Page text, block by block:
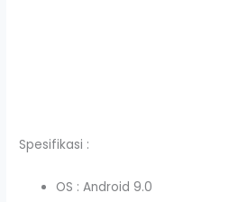
Spesifikasi :
OS : Android 9.0